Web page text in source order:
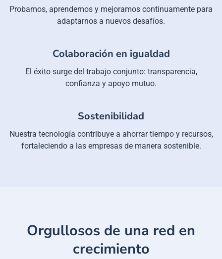
Probamos, aprendemos y mejoramos continuamente para
adaptarnos a nuevos desafíos.
Colaboración en igualdad
El éxito surge del trabajo conjunto: transparencia,
confianza y apoyo mutuo.
Sostenibilidad
Nuestra tecnología contribuye a ahorrar tiempo y recursos,
fortaleciendo a las empresas de manera sostenible.
Orgullosos de una red en
crecimiento